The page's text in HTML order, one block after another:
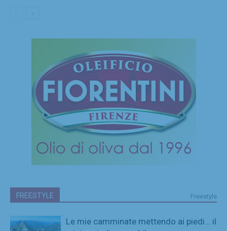
FREESTYLE Freestyle
Le mie camminate mettendo ai piedi… il